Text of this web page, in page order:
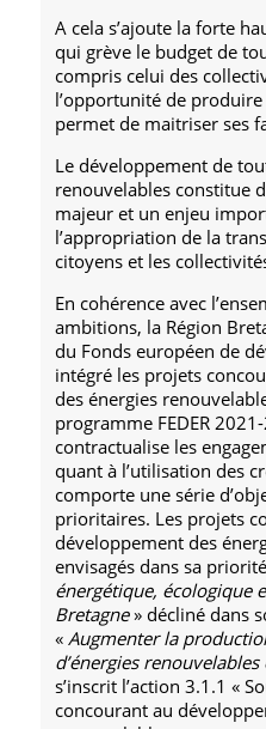
A cela s’ajoute la forte
qui grève le budget de
compris celui des
l’opportunité de
permet de maitriser ses
Le développement de
renouvelables constitue
majeur et un enjeu
l’appropriation de la
citoyens et les
En cohérence avec
ambitions, la Région
du Fonds européen de
intégré les projets
des énergies
programme FEDER
contractualise les
quant à l’utilisation des
comporte une série
prioritaires. Les projets
développement des
envisagés dans sa
énergétique, écologique
Bretagne» décliné dans
«Augmenter la
d’énergies
s’inscrit l’action 3.1.1 «
concourant au